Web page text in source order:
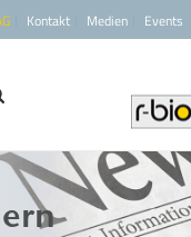
Kontakt Medien Events